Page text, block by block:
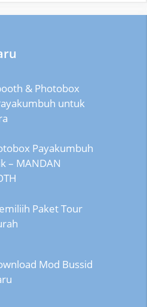
& Photobox
untuk
Payakumbuh
– MANDAN
Paket Tour
Mod Bussid